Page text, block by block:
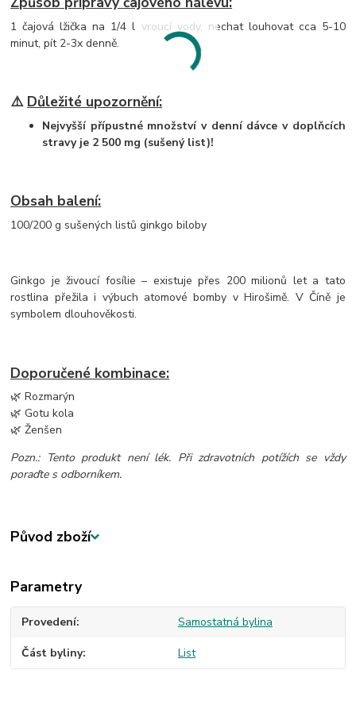
1 čajová lžička na 1/4 l vroucí vody, nechat louhovat cca 5-10
minut, pít 2-3x denně.
⚠️ Důležité upozornění:
Nejvyšší přípustné množství v denní dávce v doplňcích
stravy je 2 500 mg (sušený list)!
Obsah balení:
100/200 g sušených listů ginkgo biloby
Ginkgo je živoucí fosílie – existuje přes 200 milionů let a tato
rostlina přežila i výbuch atomové bomby v Hirošimě. V Číně je
symbolem dlouhověkosti.
Doporučené kombinace:
🌿 Rozmarýn
🌿 Gotu kola
🌿 Ženšen
Pozn.: Tento produkt není lék. Při zdravotních potížích se vždy
poraďte s odborníkem.
Původ zboží
Parametry
Provedení Samostatná bylina
Část byliny List